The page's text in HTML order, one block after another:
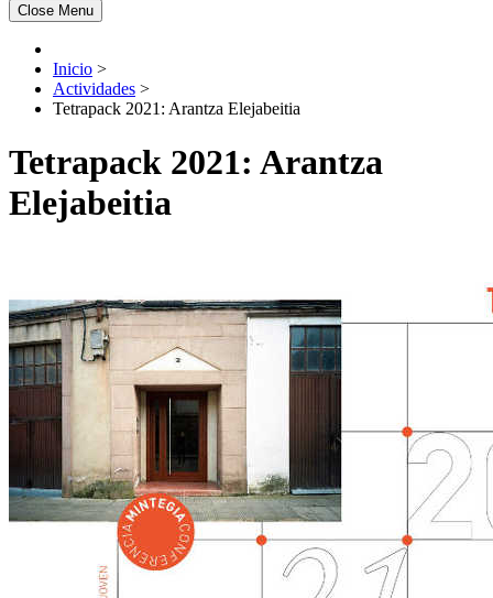
Close Menu
Inicio >
Actividades >
Tetrapack 2021: Arantza Elejabeitia
Tetrapack 2021: Arantza
Elejabeitia